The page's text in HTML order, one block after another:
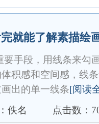
就能了解素描绘
手段，用线条来勾
积感和空间感，线
出的单一线条[阅读
佚名 点击数：